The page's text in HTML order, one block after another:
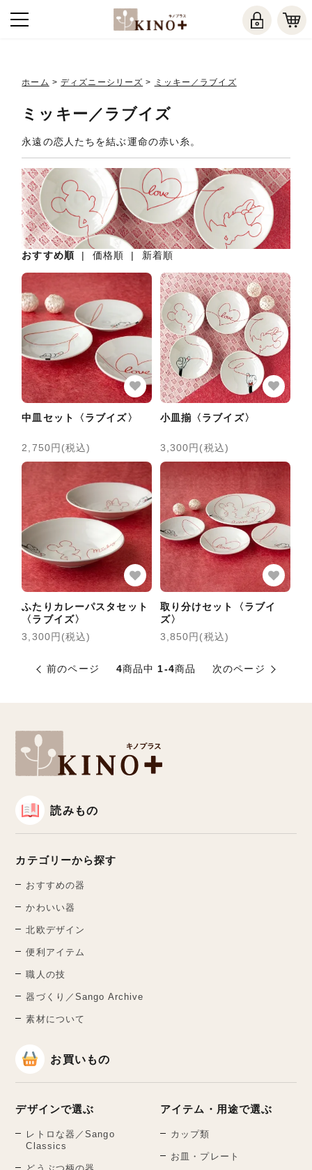
ホーム >ディズニーシリーズ > ミッキー／ラブイズ
ミッキー／ラブイズ
永遠の恋人たちを結ぶ運命の赤い糸。
おすすめ順| 価格順 | 新着順
中皿セット〈ラブイズ〉
2,750円(税込)
小皿揃〈ラブイズ〉
3,300円(税込)
ふたりカレーパスタセット
〈ラブイズ〉
3,300円(税込)
取り分けセット〈ラブイ
ズ〉
3,850円(税込)
前のページ 4商品中 1-4商品 次のページ
読みもの
カテゴリーから探す
おすすめの器
かわいい器
北欧デザイン
便利アイテム
職人の技
器づくり／Sango Archive
素材について
お買いもの
デザインで選ぶ
レトロな器／Sango
Classics
アイテム・用途で選ぶ
カップ類
お皿・プレート